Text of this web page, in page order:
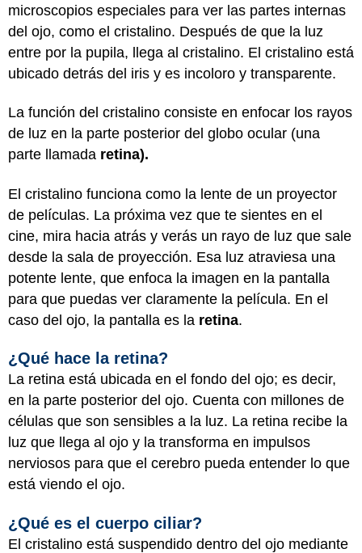
microscopios especiales para ver las partes internas
del ojo, como el cristalino. Después de que la luz
entre por la pupila, llega al cristalino. El cristalino está
ubicado detrás del iris y es incoloro y transparente.
La función del cristalino consiste en enfocar los rayos
de luz en la parte posterior del globo ocular (una
parte llamada retina).
El cristalino funciona como la lente de un proyector
de películas. La próxima vez que te sientes en el
cine, mira hacia atrás y verás un rayo de luz que sale
desde la sala de proyección. Esa luz atraviesa una
potente lente, que enfoca la imagen en la pantalla
para que puedas ver claramente la película. En el
caso del ojo, la pantalla es la retina.
¿Qué hace la retina?
La retina está ubicada en el fondo del ojo; es decir,
en la parte posterior del ojo. Cuenta con millones de
células que son sensibles a la luz. La retina recibe la
luz que llega al ojo y la transforma en impulsos
nerviosos para que el cerebro pueda entender lo que
está viendo el ojo.
¿Qué es el cuerpo ciliar?
El cristalino está suspendido dentro del ojo mediante